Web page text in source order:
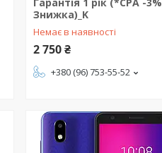
Знижка)_K
Немає в наявності
2 750 ₴
+380 (96) 753-55-52